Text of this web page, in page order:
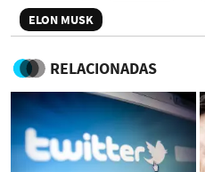
ELON MUSK
RELACIONADAS